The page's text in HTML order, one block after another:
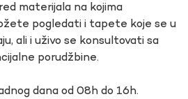
materijala na kojima
pogledati i tapete koje se u
ali i uživo se konsultovati sa
porudžbine.
dana od 08h do 16h.